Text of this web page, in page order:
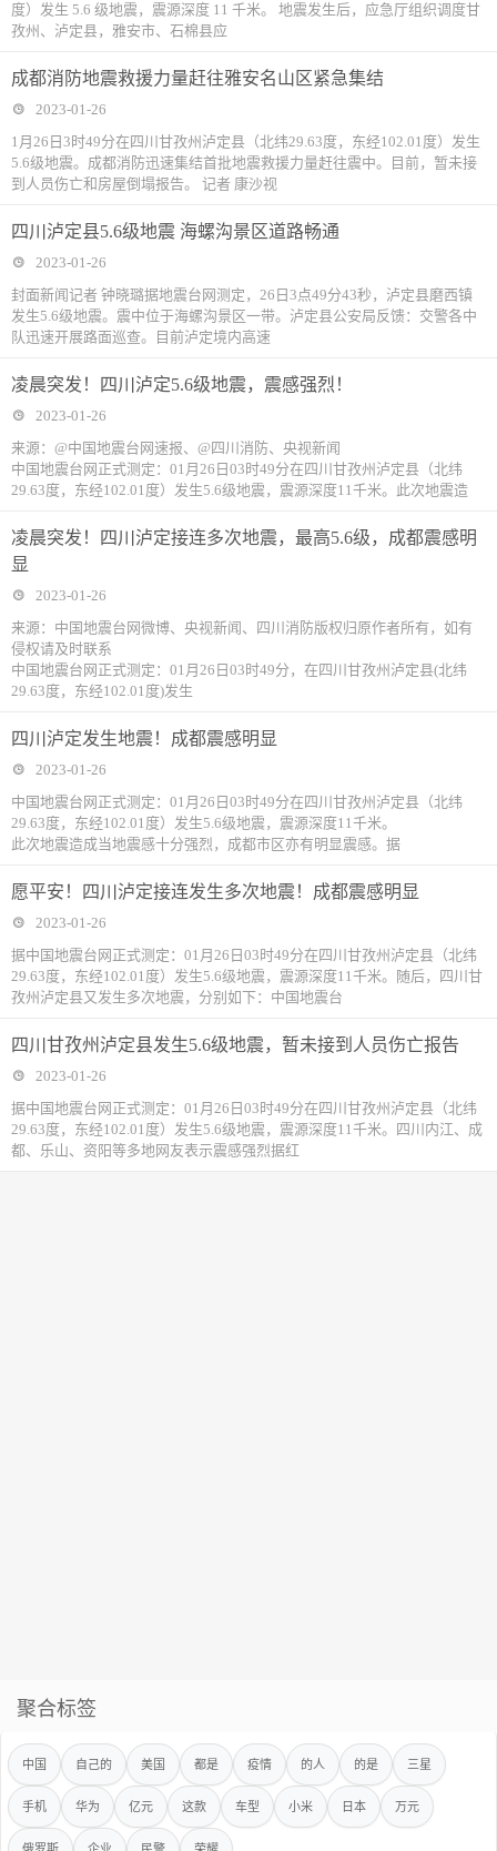
度）发生 5.6 级地震，震源深度 11 千米。 地震发生后，应急厅组织调度甘
孜州、泸定县，雅安市、石棉县应
成都消防地震救援力量赶往雅安名山区紧急集结
2023-01-26
1月26日3时49分在四川甘孜州泸定县（北纬29.63度，东经102.01度）发生
5.6级地震。成都消防迅速集结首批地震救援力量赶往震中。目前，暂未接
到人员伤亡和房屋倒塌报告。 记者 康沙视
四川泸定县5.6级地震 海螺沟景区道路畅通
2023-01-26
封面新闻记者 钟晓璐据地震台网测定，26日3点49分43秒，泸定县磨西镇
发生5.6级地震。震中位于海螺沟景区一带。泸定县公安局反馈：交警各中
队迅速开展路面巡查。目前泸定境内高速
凌晨突发！四川泸定5.6级地震，震感强烈！
2023-01-26
来源：@中国地震台网速报、@四川消防、央视新闻
中国地震台网正式测定：01月26日03时49分在四川甘孜州泸定县（北纬
29.63度，东经102.01度）发生5.6级地震，震源深度11千米。此次地震造
凌晨突发！四川泸定接连多次地震，最高5.6级，成都震感明
显
2023-01-26
来源：中国地震台网微博、央视新闻、四川消防版权归原作者所有，如有
侵权请及时联系
中国地震台网正式测定：01月26日03时49分，在四川甘孜州泸定县(北纬
29.63度，东经102.01度)发生
四川泸定发生地震！成都震感明显
2023-01-26
中国地震台网正式测定：01月26日03时49分在四川甘孜州泸定县（北纬
29.63度，东经102.01度）发生5.6级地震，震源深度11千米。
此次地震造成当地震感十分强烈，成都市区亦有明显震感。据
愿平安！四川泸定接连发生多次地震！成都震感明显
2023-01-26
据中国地震台网正式测定：01月26日03时49分在四川甘孜州泸定县（北纬
29.63度，东经102.01度）发生5.6级地震，震源深度11千米。随后，四川甘
孜州泸定县又发生多次地震，分别如下：中国地震台
四川甘孜州泸定县发生5.6级地震，暂未接到人员伤亡报告
2023-01-26
据中国地震台网正式测定：01月26日03时49分在四川甘孜州泸定县（北纬
29.63度，东经102.01度）发生5.6级地震，震源深度11千米。四川内江、成
都、乐山、资阳等多地网友表示震感强烈据红
聚合标签
中国 自己的 美国 都是 疫情 的人 的是 三星
手机 华为 亿元 这款 车型 小米 日本 万元